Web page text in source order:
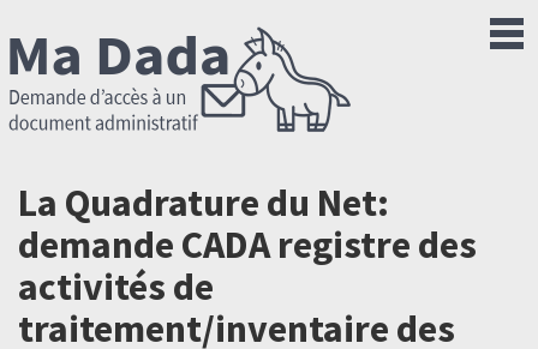
La Quadrature du Net:
demande CADA registre des
activités de
traitement/inventaire des